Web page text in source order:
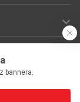
bannera.